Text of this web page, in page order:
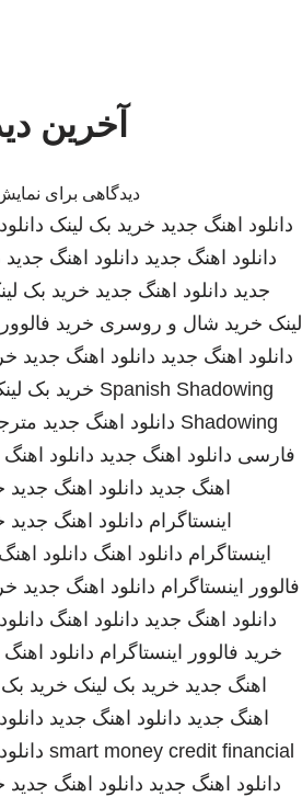
آخرین
دیدگاهی برای
دانلود اهنگ جدید خرید بک لینک
دانلود اهنگ جدید دانلود اهنگ جدید
جدید دانلود اهنگ جدید خرید بک
لینک خرید شال و روسری خرید
دانلود اهنگ جدید دانلود اهنگ جدید
Spanish Shadowing خرید بک
Shadowing دانلود اهنگ جدید
فارسی دانلود اهنگ جدید دانلود
اهنگ جدید دانلود اهنگ جدید
اینستاگرام دانلود اهنگ جدید
اینستاگرام دانلود اهنگ دانلود
فالوور اینستاگرام دانلود اهنگ جدید
دانلود اهنگ جدید دانلود اهنگ
خرید فالوور اینستاگرام دانلود
اهنگ جدید خرید بک لینک خرید بک
اهنگ جدید دانلود اهنگ جدید
smart money credit financial
دانلود اهنگ جدید دانلود اهنگ جدید